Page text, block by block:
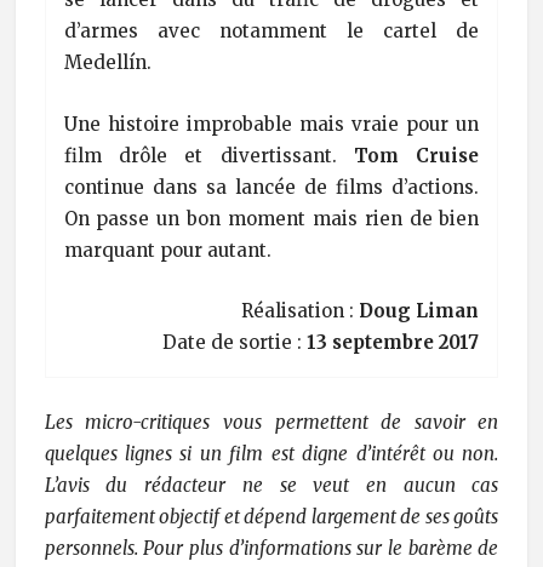
d’armes avec notamment le cartel de
Medellín.
Une histoire improbable mais vraie pour un
film drôle et divertissant. Tom Cruise
continue dans sa lancée de films d’actions.
On passe un bon moment mais rien de bien
marquant pour autant.
Réalisation : Doug Liman
Date de sortie :13 septembre 2017
Les micro-critiques vous permettent de savoir en
quelques lignes si un film est digne d’intérêt ou non.
L’avis du rédacteur ne se veut en aucun cas
parfaitement objectif et dépend largement de ses goûts
personnels. Pour plus d’informations sur le barème de